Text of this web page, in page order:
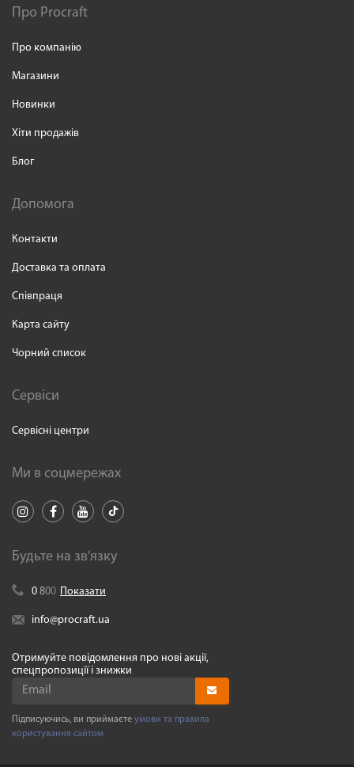
Про Procraft
Про компанію
Магазини
Новинки
Хіти продажів
Блог
Допомога
Контакти
Доставка та оплата
Співпраця
Карта сайту
Чорний список
Сервіси
Сервісні центри
Ми в соцмережах
Будьте на зв'язку
0 800 Показати
info@procraft.ua
Отримуйте повідомлення про нові акції,
спецпропозиції і знижки
Підписуючись, ви приймаєте умови та правила
користування сайтом